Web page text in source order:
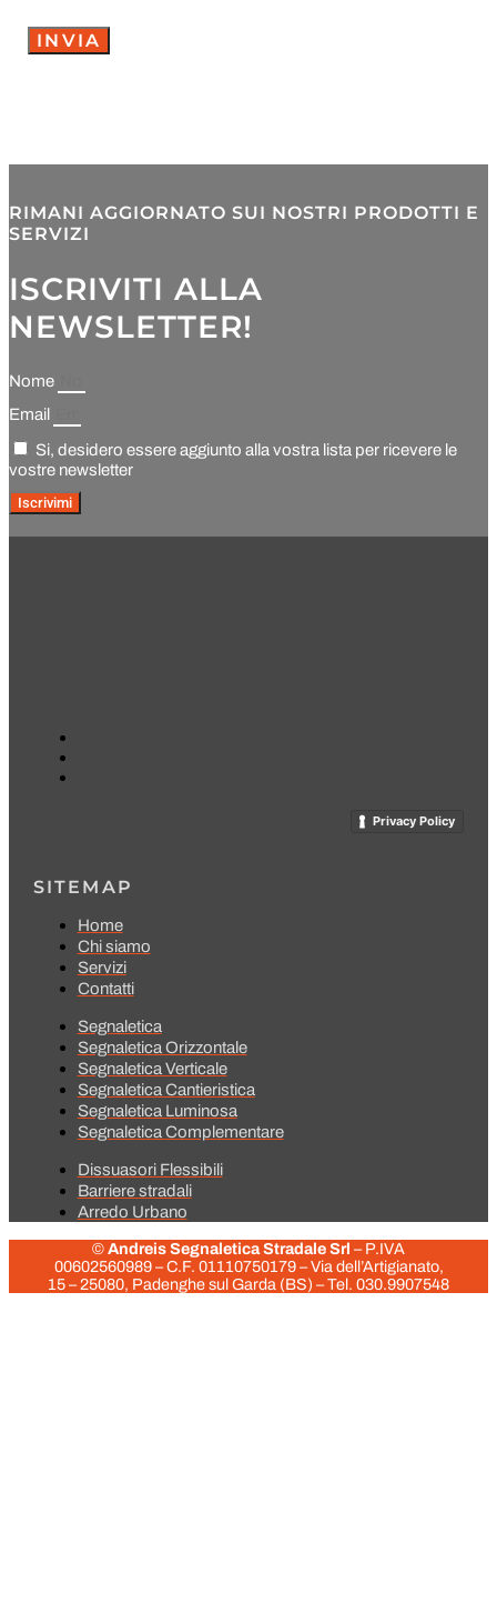
INVIA
RIMANI AGGIORNATO SUI NOSTRI PRODOTTI E
SERVIZI
ISCRIVITI ALLA
NEWSLETTER!
Nome
Email
Si, desidero essere aggiunto alla vostra lista per ricevere le
vostre newsletter
Iscrivimi
Privacy Policy
SITEMAP
Home
Chi siamo
Servizi
Contatti
Segnaletica
Segnaletica Orizzontale
Segnaletica Verticale
Segnaletica Cantieristica
Segnaletica Luminosa
Segnaletica Complementare
Dissuasori Flessibili
Barriere stradali
Arredo Urbano
©Andreis Segnaletica Stradale Srl – P.IVA
00602560989 – C.F. 01110750179– Via dell’Artigianato,
15 – 25080, Padenghe sul Garda (BS) – Tel. 030.9907548